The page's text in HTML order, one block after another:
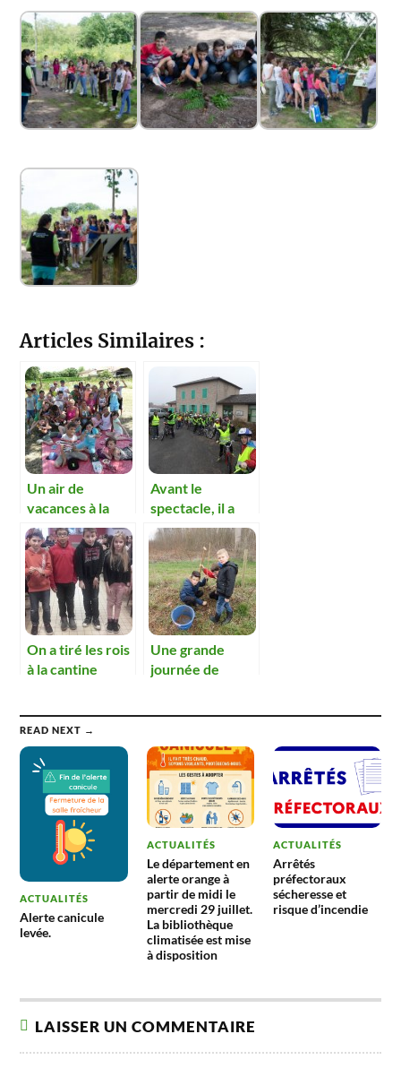
Articles Similaires :
Un air de
vacances à la
cantine
Avant le
spectacle, il a
fallu répéter
On a tiré les rois
à la cantine
Une grande
journée de
READ NEXT →
ACTUALITÉS
Alerte canicule
levée.
ACTUALITÉS
Le département en
alerte orange à
partir de midi le
mercredi 29 juillet.
La bibliothèque
climatisée est mise
à disposition
ACTUALITÉS
Arrêtés
préfectoraux
sécheresse et
risque d’incendie
LAISSER UN COMMENTAIRE